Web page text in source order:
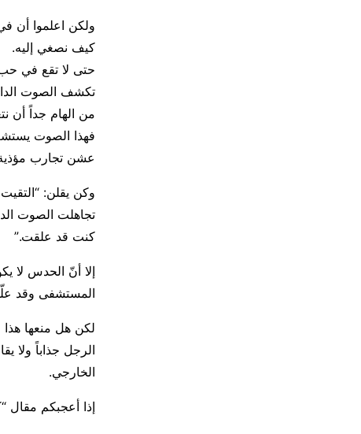
ولكن اعلموا أن
كيف نصغي إليه.
حتى لا تقع في
تكشف الصوت
من الهام جداً أن
فهذا الصوت
عشن تجارب مؤذية
وكن يقلن:
تجاهلت الصوت
كنت قد علقت.”
إلا أنّ الحدس لا
المستشفى وقد
لكن هل منعها هذا
الرجل جذاباً ولا
الخارجي.
إذا أعجبكم مقال